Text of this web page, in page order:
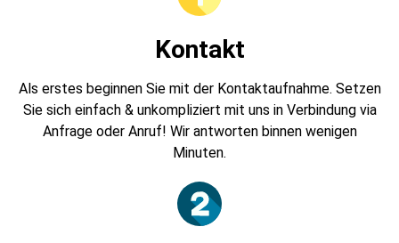
Kontakt
Als erstes beginnen Sie mit der Kontaktaufnahme. Setzen
Sie sich einfach & unkompliziert mit uns in Verbindung via
Anfrage oder Anruf! Wir antworten binnen wenigen
Minuten.